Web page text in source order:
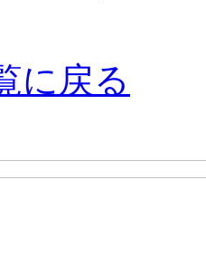
に戻る